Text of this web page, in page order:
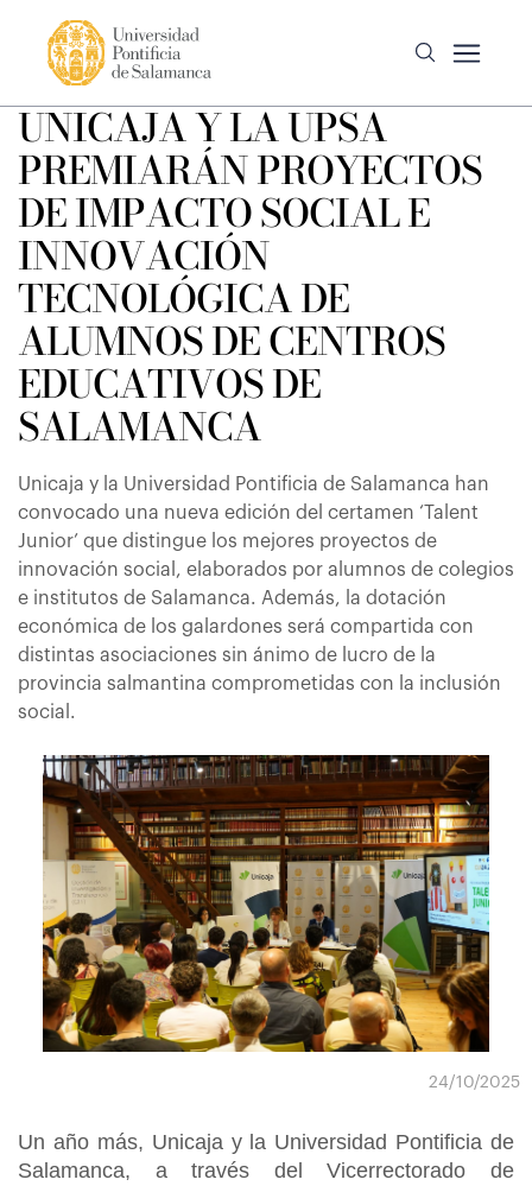
UNICAJA Y LA UPSA
PREMIARÁN PROYECTOS
DE IMPACTO SOCIAL E
INNOVACIÓN
TECNOLÓGICA DE
ALUMNOS DE CENTROS
EDUCATIVOS DE
SALAMANCA
Unicaja y la Universidad Pontificia de Salamanca han
convocado una nueva edición del certamen ‘Talent
Junior’ que distingue los mejores proyectos de
innovación social, elaborados por alumnos de colegios
e institutos de Salamanca. Además, la dotación
económica de los galardones será compartida con
distintas asociaciones sin ánimo de lucro de la
provincia salmantina comprometidas con la inclusión
social.
24/10/2025
Un año más, Unicaja y la Universidad Pontificia de
Salamanca, a través del Vicerrectorado de